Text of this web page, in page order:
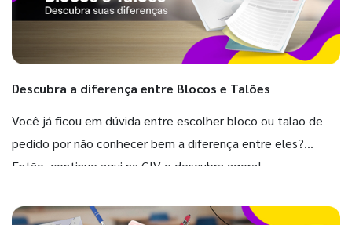
Descubra a diferença entre Blocos e Talões
Você já ficou em dúvida entre escolher bloco ou talão de
pedido por não conhecer bem a diferença entre eles?
Então, continue aqui na GIV e descubra agora!